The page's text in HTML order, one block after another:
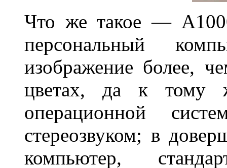
Что же такое —
персональный
изображение более,
цветах, да к тому
операционной
стереозвуком; в
компьютер,